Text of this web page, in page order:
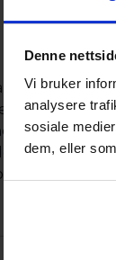
Denne
Vi bruker
analysere
sosiale
dem, eller
av karosseri
hjulbuer
bruksmerker